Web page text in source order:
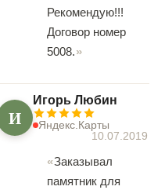
Рекомендую!!!
Договор номер
5008.
И
Игорь Любин
Яндекс.Карты
10.07.2019
Заказывал
памятник для